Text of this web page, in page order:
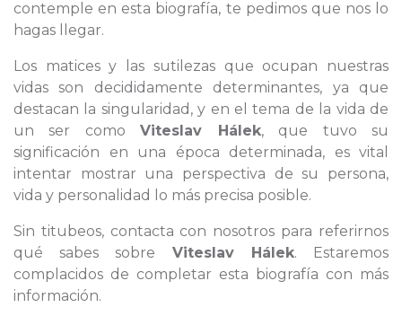
contemple en esta biografía, te pedimos que nos lo
hagas llegar.
Los matices y las sutilezas que ocupan nuestras
vidas son decididamente determinantes, ya que
destacan la singularidad, y en el tema de la vida de
un ser comoViteslav Hálek, que tuvo su
significación en una época determinada, es vital
intentar mostrar una perspectiva de su persona,
vida y personalidad lo más precisa posible.
Sin titubeos, contacta con nosotros para referirnos
qué sabes sobre Viteslav Hálek. Estaremos
complacidos de completar esta biografía con más
información.